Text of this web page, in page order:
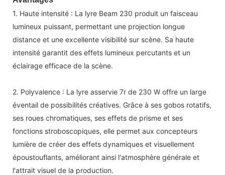
1. Haute intensité : La lyre Beam 230 produit un faisceau
lumineux puissant, permettant une projection longue
distance et une excellente visibilité sur scène. Sa haute
intensité garantit des effets lumineux percutants et un
éclairage efficace de la scène.
2. Polyvalence : La lyre asservie 7r de 230 W offre un large
éventail de possibilités créatives. Grâce à ses gobos rotatifs,
ses roues chromatiques, ses effets de prisme et ses
fonctions stroboscopiques, elle permet aux concepteurs
lumière de créer des effets dynamiques et visuellement
époustouflants, améliorant ainsi l'atmosphère générale et
l'attrait visuel de la production.